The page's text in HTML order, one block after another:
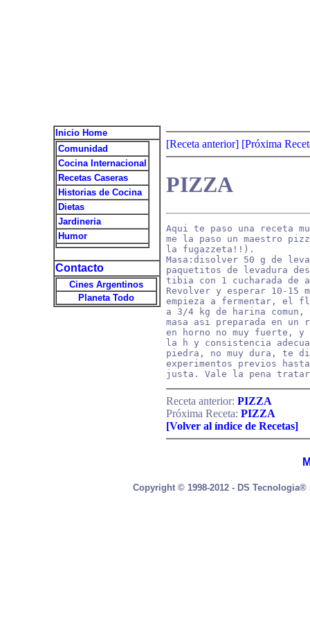
Inicio Home
Comunidad
Cocina Internacional
Recetas Caseras
Historias de Cocina
Dietas
Jardineria
Humor
Contacto
Cines Argentinos
Planeta Todo
[Receta anterior] [Próxima
PIZZA
Aqui te paso una receta
me la paso un maestro
la fugazzeta!!).
Masa:disolver 50 g de
paquetitos de levadura
tibia con 1 cucharada de
Revolver y esperar 10-15
empieza a fermentar, el
a 3/4 kg de harina
masa asi preparada en
en horno no muy fuerte, y
la h y consistencia
piedra, no muy dura, te
experimentos previos
justa. Vale la pena
Receta anterior: PIZZA
Próxima Receta: PIZZA
[Volver al índice de Recetas]
Copyright © 1998-2012 - DS Tecnologia®